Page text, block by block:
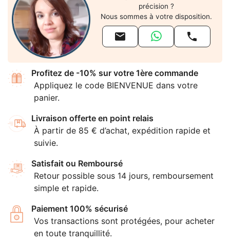
précision ?
Nous sommes à votre disposition.
 
Profitez de -10% sur votre 1ère commande
Appliquez le code BIENVENUE dans votre
panier.
Livraison offerte en point relais
À partir de 85 € d’achat, expédition rapide et
suivie.
Satisfait ou Remboursé
Retour possible sous 14 jours, remboursement
simple et rapide.
Paiement 100% sécurisé
Vos transactions sont protégées, pour acheter
en toute tranquillité.